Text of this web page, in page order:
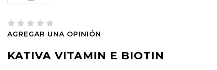
AGREGAR UNA OPINIÓN
KATIVA VITAMIN E BIOTIN